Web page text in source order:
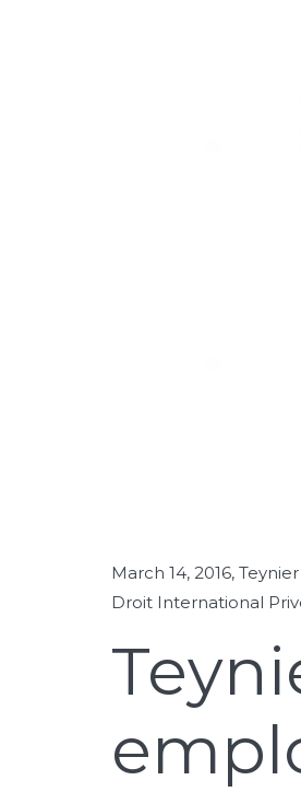
March 14, 2016,
Droit International